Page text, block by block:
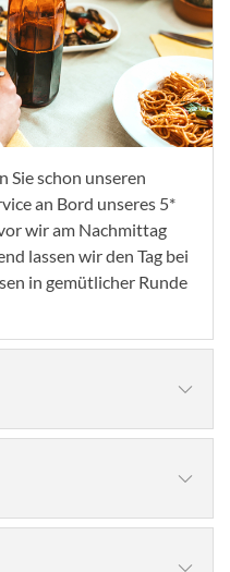
Sie schon unseren
an Bord unseres 5*
wir am Nachmittag
lassen wir den Tag bei
in gemütlicher Runde